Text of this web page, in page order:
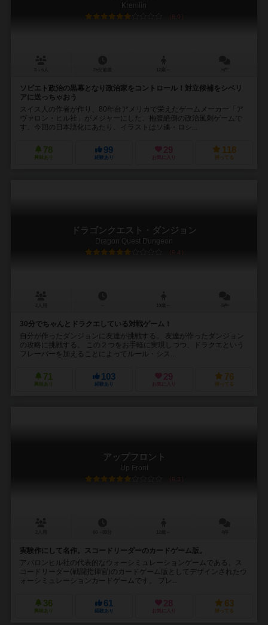
Kremlin
6.0
ソビエト政治の黒幕となり政治家をコントロール！対立候補をシベリ
アに送っちゃおう
スイス人の作者が作り、80年台アメリカで栄えたゲームメーカー「ア
ヴァロン・ヒル社」がメジャーにした、抱腹絶倒の政治風刺ゲームで
す。今回の日本語化にあたり、イラストはソ連・ロシ...
78
興味あり
99
経験あり
29
お気に入り
118
持ってる
ドラゴンクエスト・ダンジョン
Dragon Quest Dungeon
6.4
30分でちゃんとドラクエしている対戦ゲーム！
自分が作ったダンジョンに友達が挑戦する。 友達が作ったダンジョン
の攻略に挑戦する。 この２つをお手軽に実現しつつ、ドラクエという
フレーバーを加えることによってルール・シス...
71
興味あり
103
経験あり
29
お気に入り
76
持ってる
アップフロント
Up Front
6.3
実験作にして名作。スコードリーダーのカードゲーム版。
アバロンヒル社の代表的なウォーシミュレーションゲームである、ス
コードリーダー(戦闘指揮官)のカードゲーム版としてデザインされたウ
ォーシミュレーションカードゲームです。 プレ...
36
興味あり
61
経験あり
28
お気に入り
63
持ってる